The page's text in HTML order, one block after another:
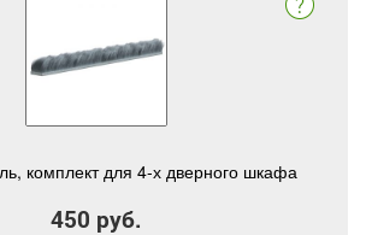
комплект для 4-х дверного шкафа
450 руб.